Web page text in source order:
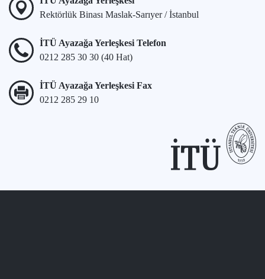
Rektörlük Binası Maslak-Sarıyer / İstanbul
İTÜ Ayazağa Yerleşkesi Telefon
0212 285 30 30 (40 Hat)
İTÜ Ayazağa Yerleşkesi Fax
0212 285 29 10